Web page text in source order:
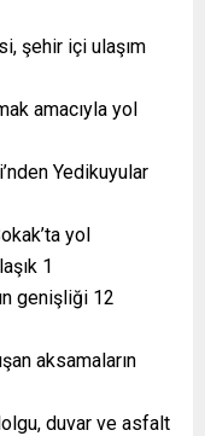
şehir içi ulaşım
amacıyla yol
Yedikuyular
yol
1
genişliği 12
aksamaların
duvar ve asfalt